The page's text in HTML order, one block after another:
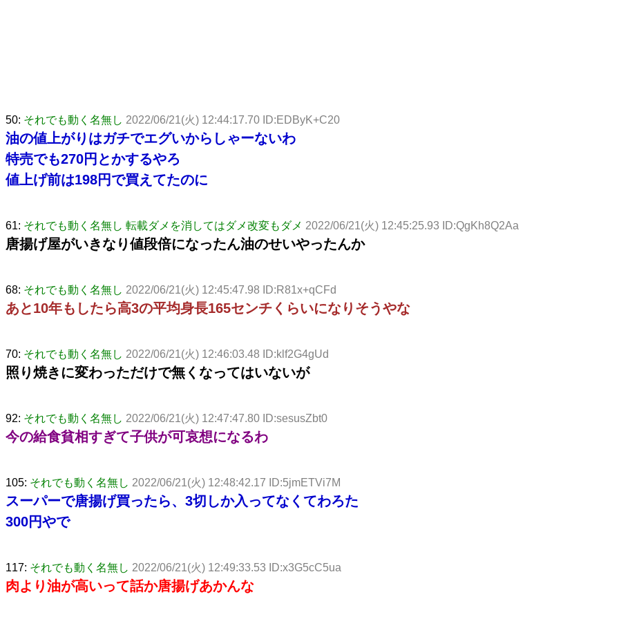
50: それでも動く名無し 2022/06/21(火) 12:44:17.70 ID:EDByK+C20
油の値上がりはガチでエグいからしゃーないわ
特売でも270円とかするやろ
値上げ前は198円で買えてたのに
61: それでも動く名無し 転載ダメを消してはダメ改変もダメ 2022/06/21(火) 12:45:25.93 ID:QgKh8Q2Aa
唐揚げ屋がいきなり値段倍になったん油のせいやったんか
68: それでも動く名無し 2022/06/21(火) 12:45:47.98 ID:R81x+qCFd
あと10年もしたら高3の平均身長165センチくらいになりそうやな
70: それでも動く名無し 2022/06/21(火) 12:46:03.48 ID:klf2G4gUd
照り焼きに変わっただけで無くなってはいないが
92: それでも動く名無し 2022/06/21(火) 12:47:47.80 ID:sesusZbt0
今の給食貧相すぎて子供が可哀想になるわ
105: それでも動く名無し 2022/06/21(火) 12:48:42.17 ID:5jmETVi7M
スーパーで唐揚げ買ったら、3切しか入ってなくてわろた
300円やで
117: それでも動く名無し 2022/06/21(火) 12:49:33.53 ID:x3G5cC5ua
肉より油が高いって話か唐揚げあかんな